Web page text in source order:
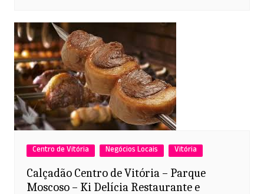
Centro de Vitória Negócios Locais Vitória
Calçadão Centro de Vitória – Parque
Moscoso – Ki Delícia Restaurante e